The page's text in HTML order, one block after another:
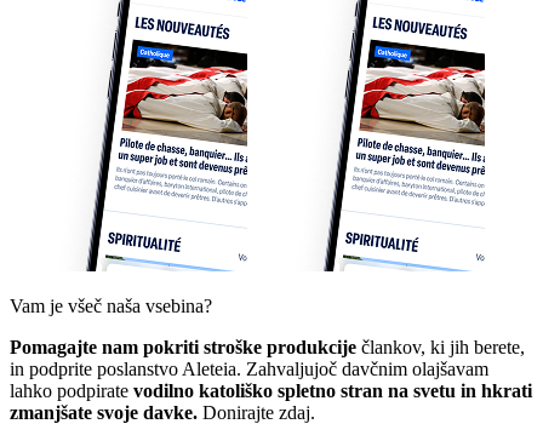
Vam je všeč naša vsebina?
Pomagajte nam pokriti stroške produkcije člankov, ki jih berete,
in podprite poslanstvo Aleteia. Zahvaljujoč davčnim olajšavam
lahko podpirate vodilno katoliško spletno stran na svetu in hkrati
zmanjšate svoje davke. Donirajte zdaj.